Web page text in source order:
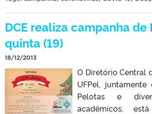
DCE realiza campanha
quinta (19)
18/12/2013
O Diretório Central
UFPel,
Pelotas e
acadêmicos,